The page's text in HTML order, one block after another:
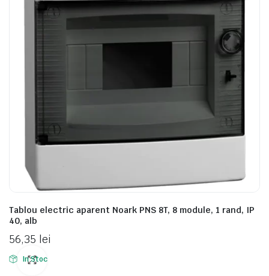
Tablou electric aparent Noark PNS 8T, 8 module, 1 rand, IP
40, alb
56,35 lei
In Stoc